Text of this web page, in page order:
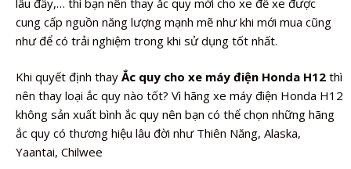
cung cấp nguồn năng lượng mạnh mẽ như khi mới mua cũng
như để có trải nghiệm trong khi sử dụng tốt nhất.
Khi quyết định thay Ắc quy cho xe máy điện Honda H12 thì
nên thay loại ắc quy nào tốt? Vì hãng xe máy điện Honda H12
không sản xuất bình ắc quy nên bạn có thể chọn những hãng
ắc quy có thương hiệu lâu đời như Thiên Năng, Alaska,
Yaantai, Chilwee